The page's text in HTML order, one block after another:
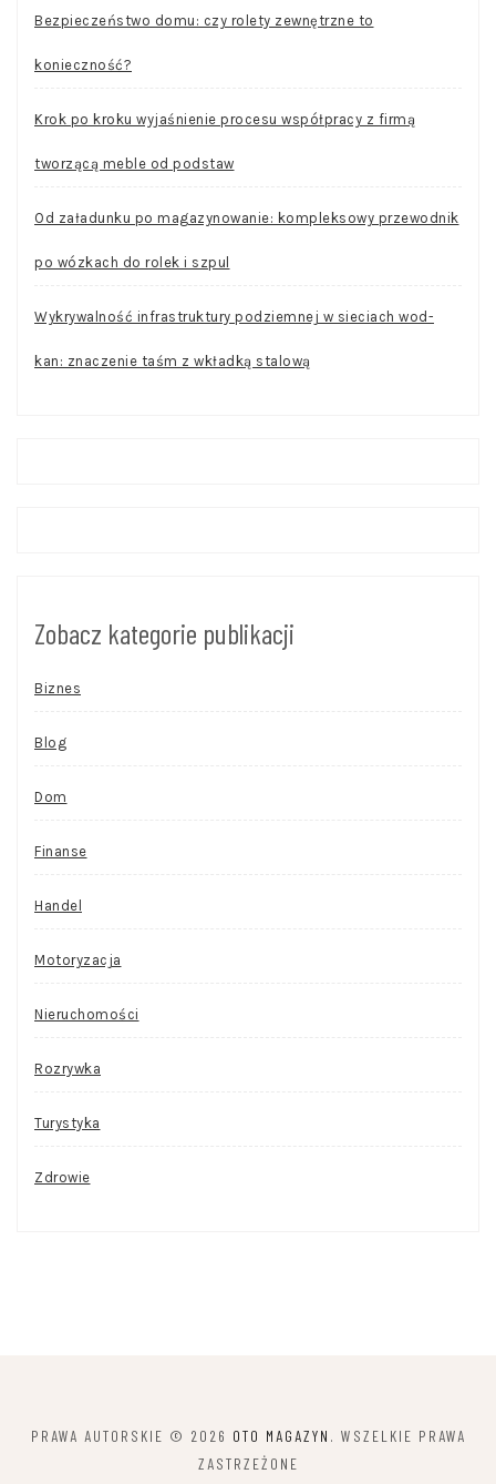
Bezpieczeństwo domu: czy rolety zewnętrzne to
konieczność?
Krok po kroku wyjaśnienie procesu współpracy z firmą
tworzącą meble od podstaw
Od załadunku po magazynowanie: kompleksowy przewodnik
po wózkach do rolek i szpul
Wykrywalność infrastruktury podziemnej w sieciach wod-
kan: znaczenie taśm z wkładką stalową
Zobacz kategorie publikacji
Biznes
Blog
Dom
Finanse
Handel
Motoryzacja
Nieruchomości
Rozrywka
Turystyka
Zdrowie
PRAWA AUTORSKIE © 2026 OTO MAGAZYN . WSZELKIE PRAWA
ZASTRZEŻONE